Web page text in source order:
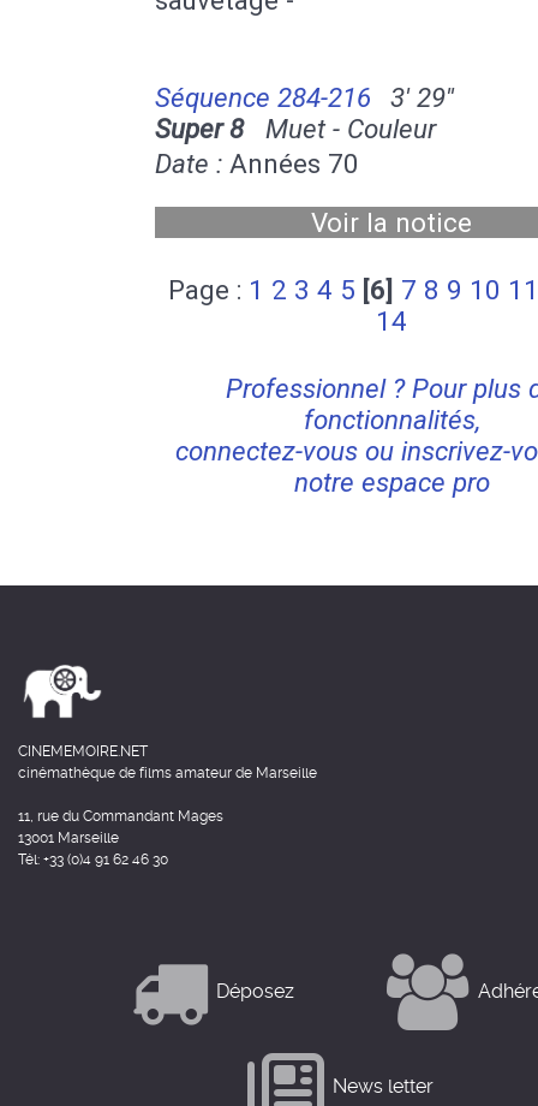
Séquence 284-216
3' 29''
Super 8Muet - Couleur
Date : Années 70
Voir la notice
Page : 1 2 3 4 5 [6] 7 8 9 10 11
14
Professionnel ? Pour plus
fonctionnalités,
connectez-vous ou inscrivez-
notre espace pro
CINEMEMOIRE.NET
cinémathèque de films amateur de Marseille
11, rue du Commandant Mages
13001 Marseille
Tél: +33 (0)4 91 62 46 30
Déposez
News letter